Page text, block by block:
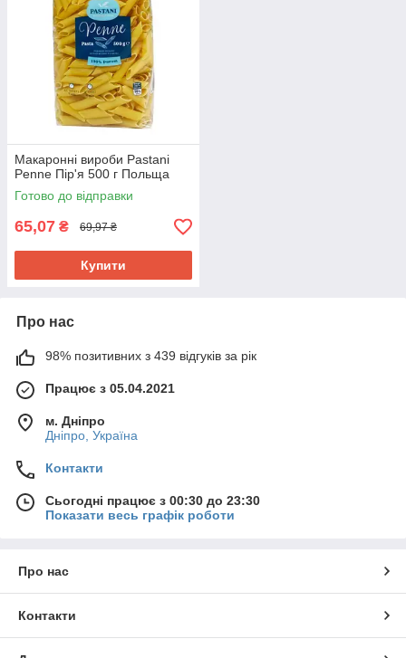
Макаронні вироби Pastani
Penne Пір'я 500 г Польща
Готово до відправки
65,07 ₴ 69,97 ₴
Купити
Про нас
98% позитивних з 439 відгуків за рік
Працює з 05.04.2021
м. Дніпро
Дніпро, Україна
Контакти
Сьогодні працює з 00:30 до 23:30
Показати весь графік роботи
Про нас
Контакти